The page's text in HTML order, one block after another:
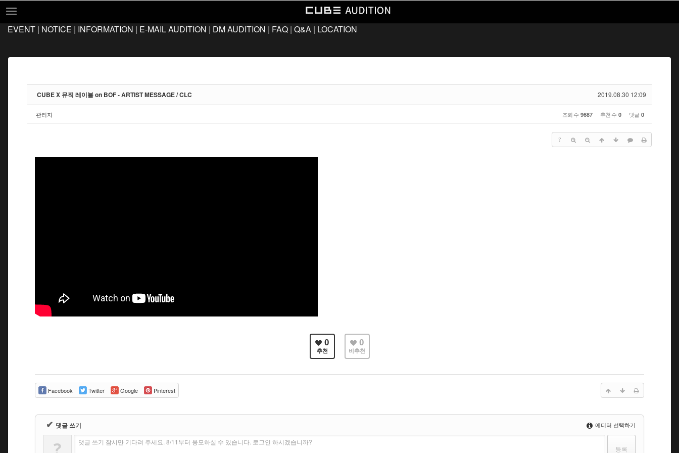
EVENT
E-MAIL AUDITION
DM AUDITION
EVENT | NOTICE | INFORMATION | E-MAIL AUDITION | DM AUDITION | FAQ | Q&A | LOCATION
2019.08.30 12:09
CUBE X 뮤직 레이블 on BOF - ARTIST MESSAGE / CLC
관리자 조회 수 9687 추천 수 0 댓글 0
?
0
추천
0
비추천
Facebook Twitter Google Pinterest
✔ 댓글 쓰기 에디터 선택하기
? 댓글 쓰기 잠시만 기다려 주세요. 8/11부터 응모하실 수 있습니다. 로그인 하시겠습니까?